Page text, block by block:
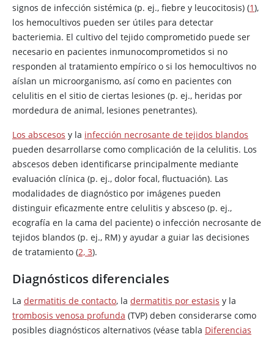
signos de infección sistémica (p. ej., fiebre y leucocitosis) (1),
los hemocultivos pueden ser útiles para detectar
bacteriemia. El cultivo del tejido comprometido puede ser
necesario en pacientes inmunocomprometidos si no
responden al tratamiento empírico o si los hemocultivos no
aíslan un microorganismo, así como en pacientes con
celulitis en el sitio de ciertas lesiones (p. ej., heridas por
mordedura de animal, lesiones penetrantes).
Los abscesos y la infección necrosante de tejidos blandos
pueden desarrollarse como complicación de la celulitis. Los
abscesos deben identificarse principalmente mediante
evaluación clínica (p. ej., dolor focal, fluctuación). Las
modalidades de diagnóstico por imágenes pueden
distinguir eficazmente entre celulitis y absceso (p. ej.,
ecografía en la cama del paciente) o infección necrosante de
tejidos blandos (p. ej., RM) y ayudar a guiar las decisiones
de tratamiento (2, 3).
Diagnósticos diferenciales
La dermatitis de contacto, la dermatitis por estasis y la
trombosis venosa profunda (TVP) deben considerarse como
posibles diagnósticos alternativos (véase tabla Diferencias